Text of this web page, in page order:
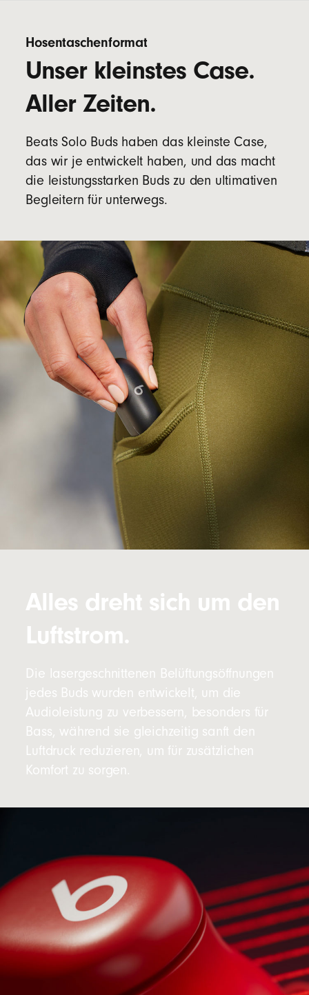
Hosentaschenformat
Unser kleinstes Case.
Aller Zeiten.
Beats Solo Buds haben das kleinste Case,
das wir je entwickelt haben, und das macht
die leistungsstarken Buds zu den ultimativen
Begleitern für unterwegs.
Alles dreht sich um den
Luftstrom.
Die lasergeschnittenen Belüftungsöffnungen
jedes Buds wurden entwickelt, um die
Audioleistung zu verbessern, besonders für
Bass, während sie gleichzeitig sanft den
Luftdruck reduzieren, um für zusätzlichen
Komfort zu sorgen.